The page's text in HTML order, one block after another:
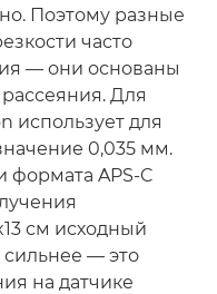
Поэтому разные
часто
— они основаны
Для
использует для
0,035 мм.
формата APS-C
см исходный
— это
на датчике